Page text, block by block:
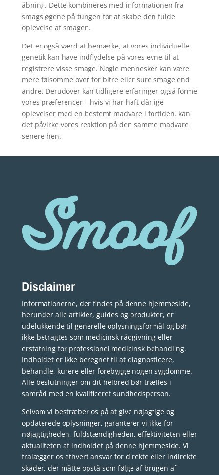
åbning. Dette kombineres med informationen fra
smagsløgene på tungen for at skabe den fulde
oplevelse af smagen.
Det er også værd at bemærke, at vores individuelle
genetik kan have indflydelse på vores evne til at
registrere visse smage. Nogle mennesker kan være
mere følsomme over for bitre eller sure smage end
andre. Derudover kan tidligere erfaringer også forme
vores præferencer – hvis vi har haft dårlige
oplevelser med en bestemt madvare i fortiden, kan
det påvirke vores reaktion på den samme madvare
senere hen.
Disclaimer
Informationerne, der findes på denne hjemmeside,
herunder alle artikler, guides og produkter, er
udelukkende til generelle oplysningsformål og bør
ikke betragtes som medicinsk rådgivning eller
erstatning for professionel medicinsk behandling.
Indholdet er ikke beregnet til at diagnosticere,
behandle, kurere eller forebygge nogen sygdomme.
Alle beslutninger om dit helbred bør træffes i
samråd med en kvalificeret sundhedsperson.
Selvom vi bestræber os på at give nøjagtige og
opdaterede oplysninger, garanterer vi ikke for
nøjagtigheden, fuldstændigheden, effektiviteten eller
aktualiteten af indholdet på denne hjemmeside. Vi
fralægger os ethvert ansvar for direkte eller indirekte
skader, der måtte opstå som følge af brugen af